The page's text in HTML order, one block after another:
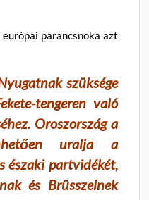
parancsnoka azt
szüksége
tengeren való
Oroszország a
uralja a
északi partvidékét,
és Brüsszelnek